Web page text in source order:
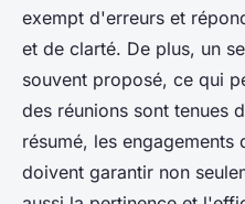
exempt d'erreurs et
et de clarté. De plus, un
souvent proposé, ce qui
des réunions sont tenues
résumé, les
doivent garantir non